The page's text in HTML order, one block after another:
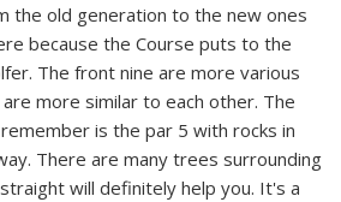
the old generation to the new ones
because the Course puts to the
The front nine are more various
more similar to each other. The
is the par 5 with rocks in
There are many trees surrounding
will definitely help you. It's a